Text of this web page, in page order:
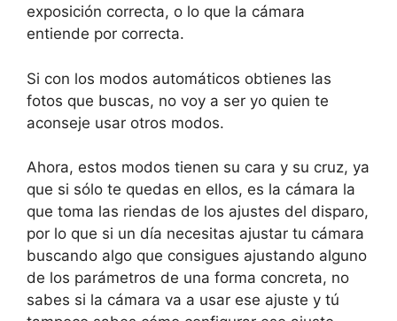
exposición correcta, o lo que la cámara
entiende por correcta.
Si con los modos automáticos obtienes las
fotos que buscas, no voy a ser yo quien te
aconseje usar otros modos.
Ahora, estos modos tienen su cara y su cruz, ya
que si sólo te quedas en ellos, es la cámara la
que toma las riendas de los ajustes del disparo,
por lo que si un día necesitas ajustar tu cámara
buscando algo que consigues ajustando alguno
de los parámetros de una forma concreta, no
sabes si la cámara va a usar ese ajuste y tú